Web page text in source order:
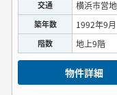
交通 横浜市営
築年数 1992年9月
階数 地上9階
物件詳細